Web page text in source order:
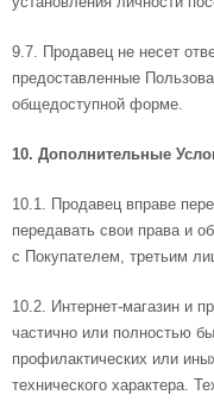
9.7. Продавец не несет
предоставленные
общедоступной форме.
10. Дополнительные
10.1. Продавец вправе
передавать свои права и
с Покупателем, третьим
10.2. Интернет-магазин и
частично или полностью
профилактических или
технического характера.